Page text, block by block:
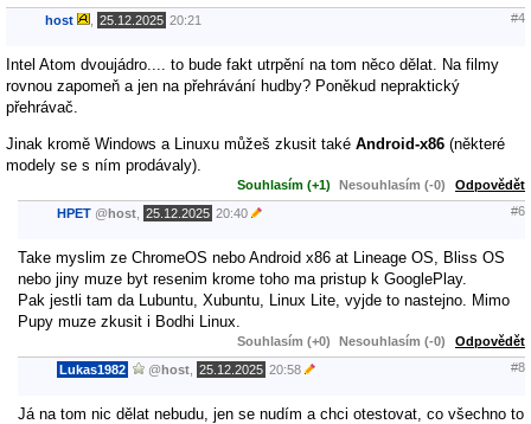
host 25.12.2025 20:21 #4
Intel Atom dvoujádro.... to bude fakt utrpění na tom něco dělat. Na filmy
rovnou zapomeň a jen na přehrávání hudby? Poněkud nepraktický
přehrávač.
Jinak kromě Windows a Linuxu můžeš zkusit také Android-x86 (některé
modely se s ním prodávaly).
Souhlasím (+1) Nesouhlasím (-0) Odpovědět
HPET @host 25.12.2025 20:40 #6
Take myslim ze ChromeOS nebo Android x86 at Lineage OS, Bliss OS
nebo jiny muze byt resenim krome toho ma pristup k GooglePlay.
Pak jestli tam da Lubuntu, Xubuntu, Linux Lite, vyjde to nastejno. Mimo
Pupy muze zkusit i Bodhi Linux.
Souhlasím (+0) Nesouhlasím (-0) Odpovědět
Lukas1982 @host 25.12.2025 20:58 #8
Já na tom nic dělat nebudu, jen se nudím a chci otestovat, co všechno to